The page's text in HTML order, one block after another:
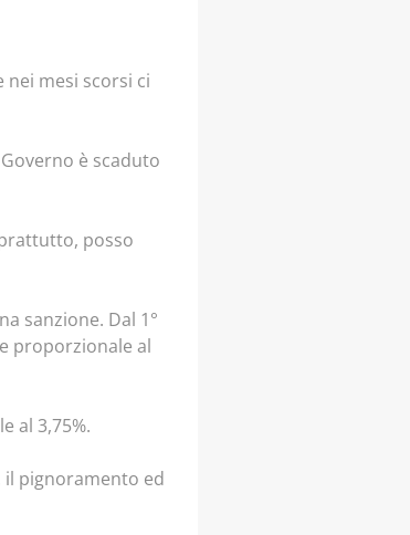
mesi scorsi ci
è scaduto
posso
sanzione. Dal 1°
proporzionale al
al 3,75%.
il pignoramento ed